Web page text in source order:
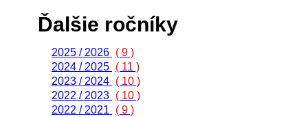
Ďalšie ročníky
2025 / 2026 ( 9 )
2024 / 2025 ( 11 )
2023 / 2024 ( 10 )
2022 / 2023 ( 10 )
2022 / 2021
( 9 )